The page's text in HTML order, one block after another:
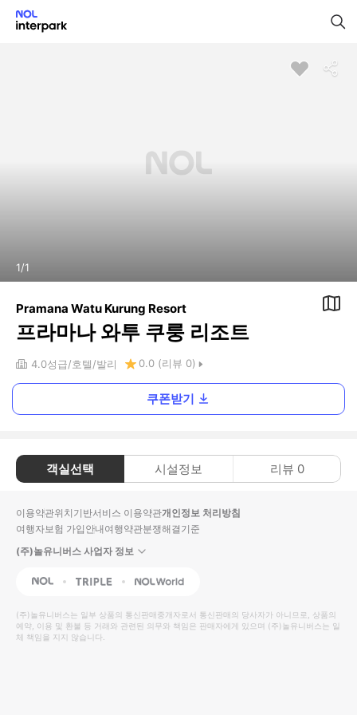
1/1
Pramana Watu Kurung Resort
프라마나 와투 쿠룽 리조트
4.0성급 호텔 발리 0.0 (리뷰 0)
쿠폰받기
객실선택 시설정보 리뷰 0
이용약관위치기반서비스 이용약관개인정보 처리방침
여행자보험 가입안내여행약관분쟁해결기준
(주)놀유니버스 사업자 정보
NOL Triple Interpark Global
(주)놀유니버스는 일부 상품의 통신판매중개자로서 통신판매의 당사자가 아니므로, 상품의
예약, 이용 및 환불 등 거래와 관련된 의무와 책임은 판매자에게 있으며 (주)놀유니버스는 일
체 책임을 지지 않습니다.